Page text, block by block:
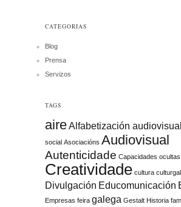
CATEGORIAS
Blog
Prensa
Servizos
TAGS
aireAlfabetización audiovisual
social Asociacións Audiovisual
Autenticidade Capacidades ocultas
Creatividade cultura culturgal
Divulgación Educomunicación
Empresas feira galega Gestalt Historia